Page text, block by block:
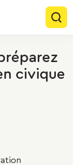
civique